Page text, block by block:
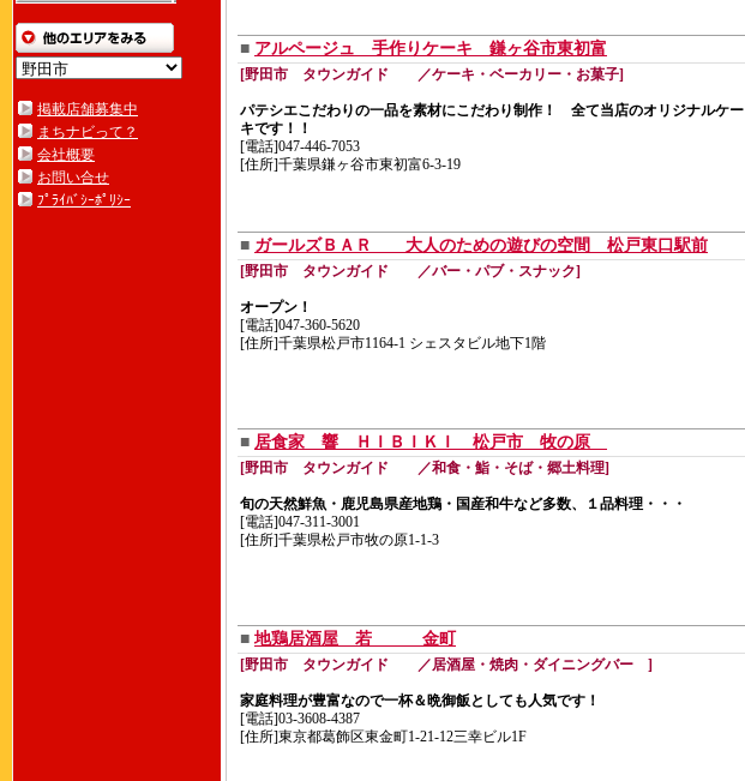
掲載店舗募集中
まちナビって？
会社概要
お問い合せ
ﾌﾟﾗｲﾊﾞｼｰﾎﾟﾘｼｰ
■ アルページュ 手作りケーキ 鎌ヶ谷市東初富
[野田市 タウンガイド ／ケーキ・ベーカリー・お菓子]
パテシエこだわりの一品を素材にこだわり制作！ 全て当店のオリジナルケー
キです！！
[電話]047-446-7053
[住所]千葉県鎌ヶ谷市東初富6-3-19
■ ガールズＢＡＲ 大人のための遊びの空間 松戸東口駅前
[野田市 タウンガイド ／バー・パブ・スナック]
オープン！
[電話]047-360-5620
[住所]千葉県松戸市1164-1 シェスタビル地下1階
■ 居食家 響 ＨＩＢＩＫＩ 松戸市 牧の原
[野田市 タウンガイド ／和食・鮨・そば・郷土料理]
旬の天然鮮魚・鹿児島県産地鶏・国産和牛など多数、１品料理・・・
[電話]047-311-3001
[住所]千葉県松戸市牧の原1-1-3
■ 地鶏居酒屋 若 金町
[野田市 タウンガイド ／居酒屋・焼肉・ダイニングバー ]
家庭料理が豊富なので一杯＆晩御飯としても人気です！
[電話]03-3608-4387
[住所]東京都葛飾区東金町1-21-12三幸ビル1F